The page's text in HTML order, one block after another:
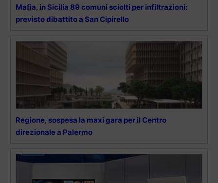
Mafia, in Sicilia 89 comuni sciolti per infiltrazioni:
previsto dibattito a San Cipirello
Regione, sospesa la maxi gara per il Centro
direzionale a Palermo